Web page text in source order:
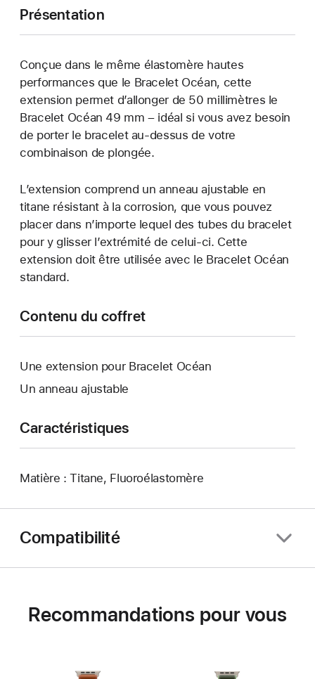
Présentation
Conçue dans le même élastomère hautes
performances que le Bracelet Océan, cette
extension permet d’allonger de 50 millimètres le
Bracelet Océan 49 mm – idéal si vous avez besoin
de porter le bracelet au-dessus de votre
combinaison de plongée.
L’extension comprend un anneau ajustable en
titane résistant à la corrosion, que vous pouvez
placer dans n’importe lequel des tubes du bracelet
pour y glisser l’extrémité de celui-ci. Cette
extension doit être utilisée avec le Bracelet Océan
standard.
Contenu du coffret
Une extension pour Bracelet Océan
Un anneau ajustable
Caractéristiques
Matière : Titane, Fluoroélastomère
Compatibilité
Recommandations pour vous